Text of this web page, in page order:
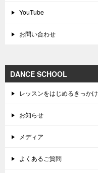
YouTube
お問い合わせ
DANCE SCHOOL
レッスンをはじめるきっかけ
お知らせ
メディア
よくあるご質問